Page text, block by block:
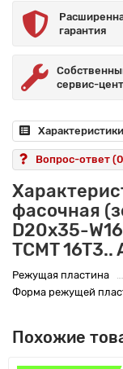
гарантия
сервис-
Характеристики
Вопрос-ответ
фасочная
D20x35-
TCMT 16T3..
Режущая пластина
Форма режущей
Похожие